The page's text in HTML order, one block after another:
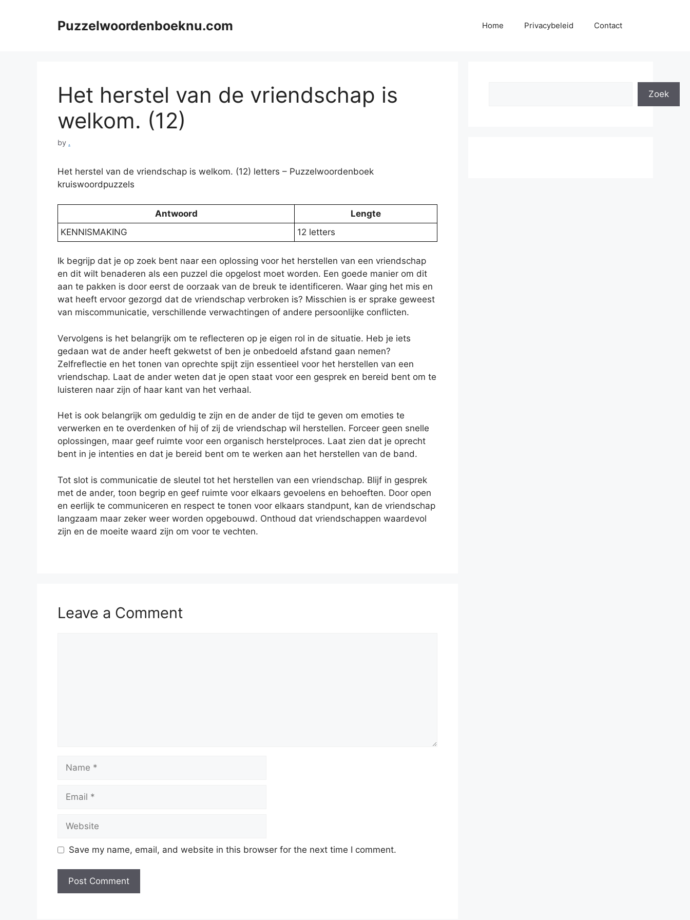
Puzzelwoordenboeknu.com Home Privacybeleid Contact
Het herstel van de vriendschap is
welkom. (12)
by .
Het herstel van de vriendschap is welkom. (12) letters – Puzzelwoordenboek
kruiswoordpuzzels
Antwoord
Lengte
KENNISMAKING
12 letters
Ik begrijp dat je op zoek bent naar een oplossing voor het herstellen van een vriendschap
en dit wilt benaderen als een puzzel die opgelost moet worden. Een goede manier om dit
aan te pakken is door eerst de oorzaak van de breuk te identificeren. Waar ging het mis en
wat heeft ervoor gezorgd dat de vriendschap verbroken is? Misschien is er sprake geweest
van miscommunicatie, verschillende verwachtingen of andere persoonlijke conflicten.
Vervolgens is het belangrijk om te reflecteren op je eigen rol in de situatie. Heb je iets
gedaan wat de ander heeft gekwetst of ben je onbedoeld afstand gaan nemen?
Zelfreflectie en het tonen van oprechte spijt zijn essentieel voor het herstellen van een
vriendschap. Laat de ander weten dat je open staat voor een gesprek en bereid bent om te
luisteren naar zijn of haar kant van het verhaal.
Het is ook belangrijk om geduldig te zijn en de ander de tijd te geven om emoties te
verwerken en te overdenken of hij of zij de vriendschap wil herstellen. Forceer geen snelle
oplossingen, maar geef ruimte voor een organisch herstelproces. Laat zien dat je oprecht
bent in je intenties en dat je bereid bent om te werken aan het herstellen van de band.
Tot slot is communicatie de sleutel tot het herstellen van een vriendschap. Blijf in gesprek
met de ander, toon begrip en geef ruimte voor elkaars gevoelens en behoeften. Door open
en eerlijk te communiceren en respect te tonen voor elkaars standpunt, kan de vriendschap
langzaam maar zeker weer worden opgebouwd. Onthoud dat vriendschappen waardevol
zijn en de moeite waard zijn om voor te vechten.
Leave a Comment
Save my name, email, and website in this browser for the next time I comment.
Zoek